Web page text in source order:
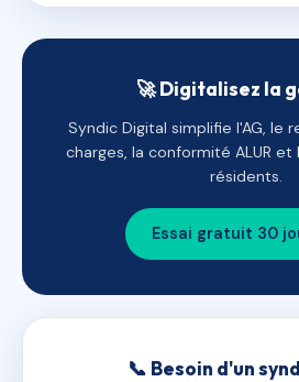
🚀 Digitalisez la
Syndic Digital simplifie l'AG, le
charges, la conformité ALUR
résidents.
Essai gratuit 30
📞 Besoin d'un